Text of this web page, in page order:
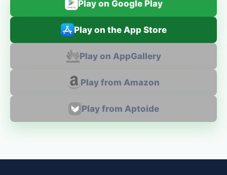
Play on Google Play
Play on the App Store
Play on AppGallery
Play from Amazon
Play from Aptoide